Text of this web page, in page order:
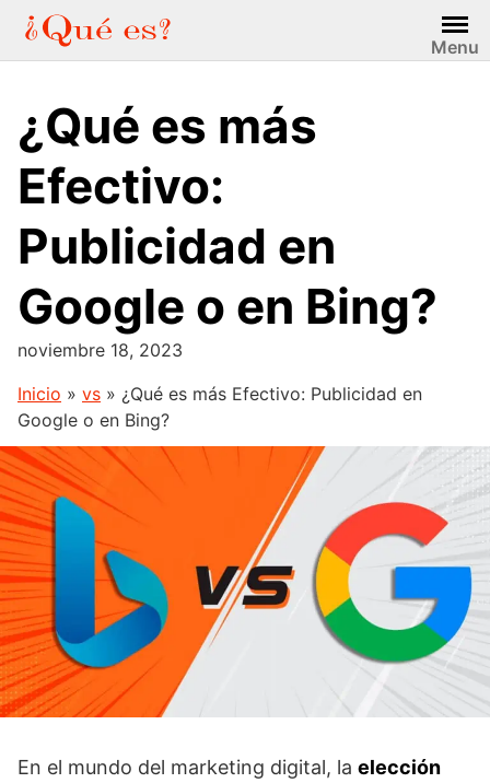
Saltar
contenido
Menu
¿Qué es más
Efectivo:
Publicidad en
Google o en Bing?
noviembre 18, 2023
Inicio » vs » ¿Qué es más Efectivo: Publicidad en
Google o en Bing?
En el mundo del marketing digital, la elección